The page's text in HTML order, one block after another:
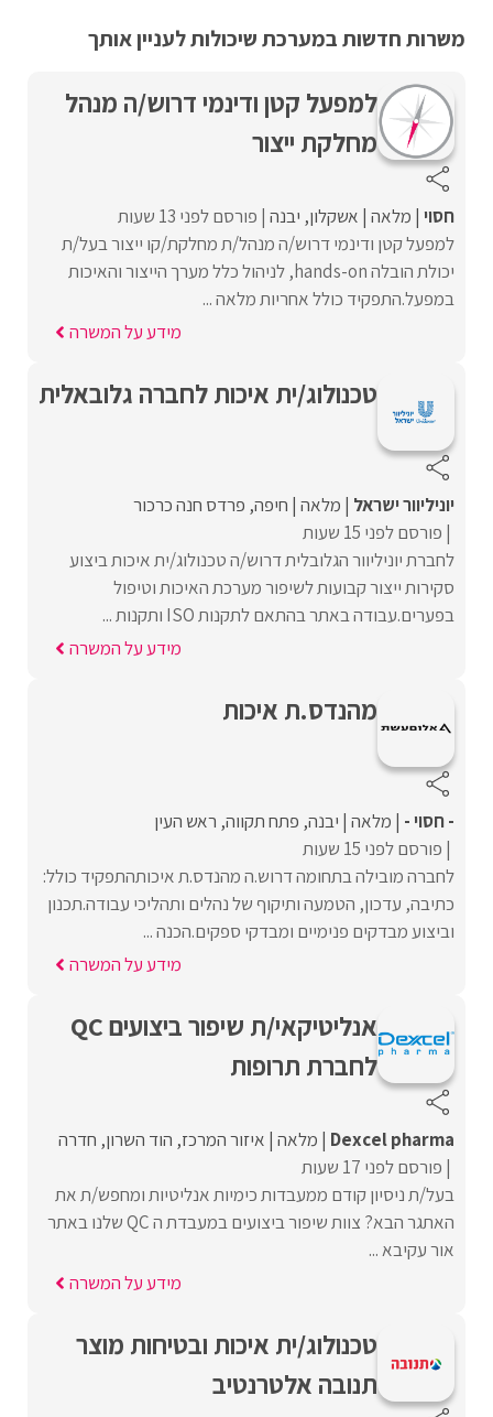
משרות חדשות במערכת שיכולות לעניין אותך
למפעל קטן ודינמי דרוש/ה מנהל
מחלקת ייצור
חסוי מלאה אשקלון יבנה פורסם לפני 13 שעות
למפעל קטן ודינמי דרוש/ה מנהל/ת מחלקת/קו ייצור בעל/ת
יכולת הובלה hands-on, לניהול כלל מערך הייצור והאיכות
במפעל.התפקיד כולל אחריות מלאה ...
מידע על המשרה
טכנולוג/ית איכות לחברה גלובאלית
יוניליוור ישראל מלאה חיפה פרדס חנה כרכור
פורסם לפני 15 שעות
לחברת יוניליוור הגלובלית דרוש/ה טכנולוג/ית איכות ביצוע
סקירות ייצור קבועות לשיפור מערכת האיכות וטיפול
בפערים.עבודה באתר בהתאם לתקנות ISO ותקנות ...
מידע על המשרה
מהנדס.ת איכות
- חסוי - מלאה יבנה פתח תקווה ראש העין
פורסם לפני 15 שעות
לחברה מובילה בתחומה דרוש.ה מהנדס.ת איכותהתפקיד כולל:
כתיבה, עדכון, הטמעה ותיקוף של נהלים ותהליכי עבודה.תכנון
וביצוע מבדקים פנימיים ומבדקי ספקים.הכנה ...
מידע על המשרה
אנליטיקאי/ת שיפור ביצועים QC
לחברת תרופות
Dexcel pharma מלאה איזור המרכז הוד השרון חדרה
פורסם לפני 17 שעות
בעל/ת ניסיון קודם ממעבדות כימיות אנליטיות ומחפש/ת את
האתגר הבא? צוות שיפור ביצועים במעבדת ה QC שלנו באתר
אור עקיבא ...
מידע על המשרה
טכנולוג/ית איכות ובטיחות מוצר
תנובה אלטרנטיב